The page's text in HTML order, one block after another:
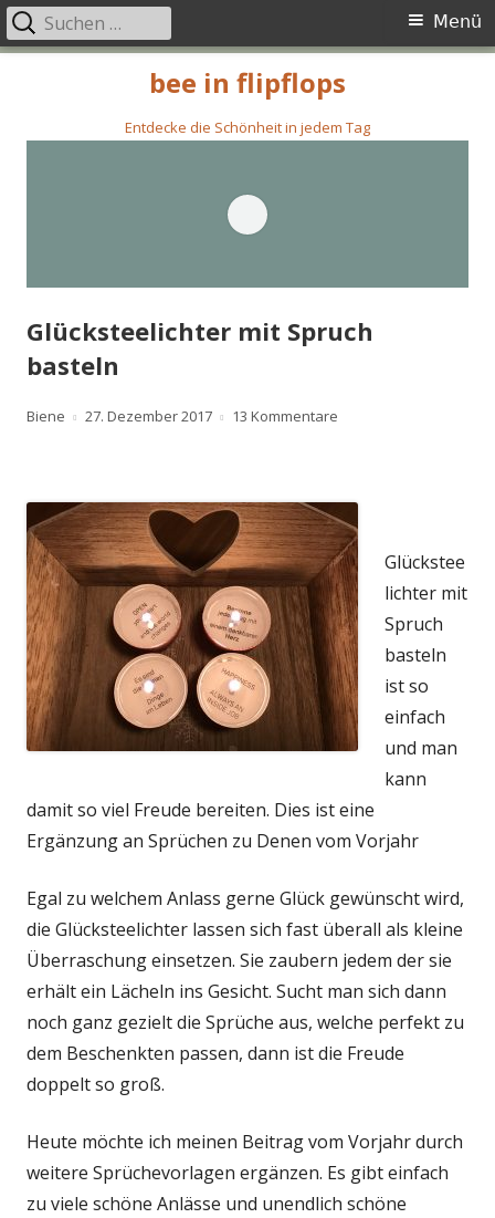
bee in flipflops
Entdecke die Schönheit in jedem Tag
Primäres
Menü
Suchen
nach:
Glücksteelichter mit Spruch
basteln
Autor
Biene
Veröffentlicht
27. Dezember 2017 13 Kommentare
Glückstee
lichter mit
Spruch
basteln
ist so
einfach
und man
kann
damit so viel Freude bereiten. Dies ist eine
Ergänzung an Sprüchen zu Denen vom Vorjahr
Egal zu welchem Anlass gerne Glück gewünscht wird,
die Glücksteelichter lassen sich fast überall als kleine
Überraschung einsetzen. Sie zaubern jedem der sie
erhält ein Lächeln ins Gesicht. Sucht man sich dann
noch ganz gezielt die Sprüche aus, welche perfekt zu
dem Beschenkten passen, dann ist die Freude
doppelt so groß.
Heute möchte ich meinen Beitrag vom Vorjahr durch
weitere Sprüchevorlagen ergänzen. Es gibt einfach
zu viele schöne Anlässe und unendlich schöne